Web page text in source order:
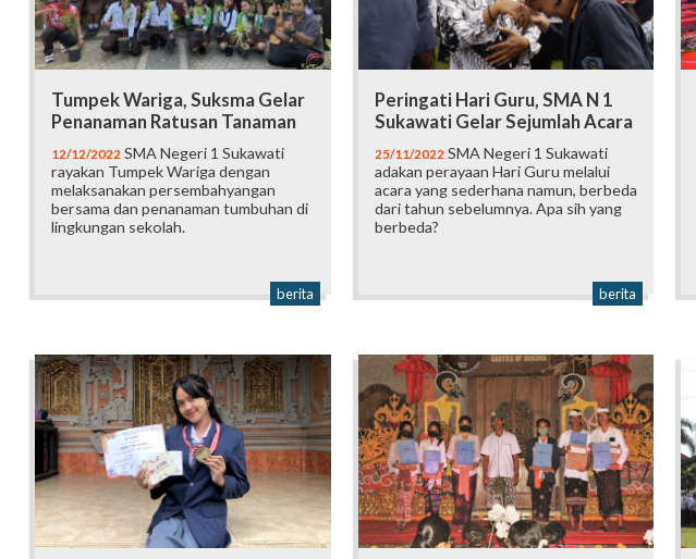
Tumpek Wariga, Suksma Gelar
Penanaman Ratusan Tanaman
12/12/2022 SMA Negeri 1 Sukawati
rayakan Tumpek Wariga dengan
melaksanakan persembahyangan
bersama dan penanaman tumbuhan di
lingkungan sekolah.
berita
Peringati Hari Guru, SMA N 1
Sukawati Gelar Sejumlah Acara
25/11/2022 SMA Negeri 1 Sukawati
adakan perayaan Hari Guru melalui
acara yang sederhana namun, berbeda
dari tahun sebelumnya. Apa sih yang
berbeda?
berita